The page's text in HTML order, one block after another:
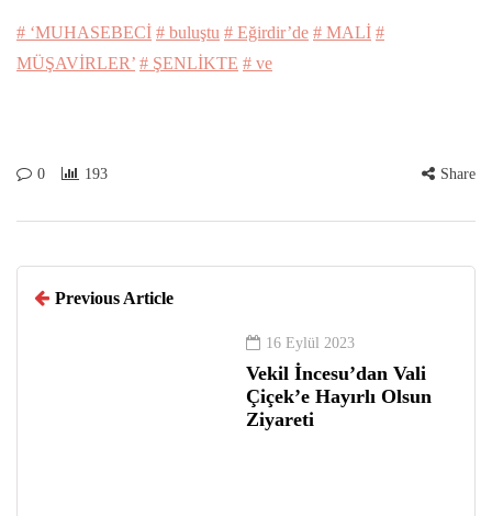
# ‘MUHASEBECİ # buluştu # Eğirdir’de # MALİ #
MÜŞAVİRLER’ # ŞENLİKTE # ve
0 193 Share
Previous Article
16 Eylül 2023
Vekil İncesu’dan Vali
Çiçek’e Hayırlı Olsun
Ziyareti